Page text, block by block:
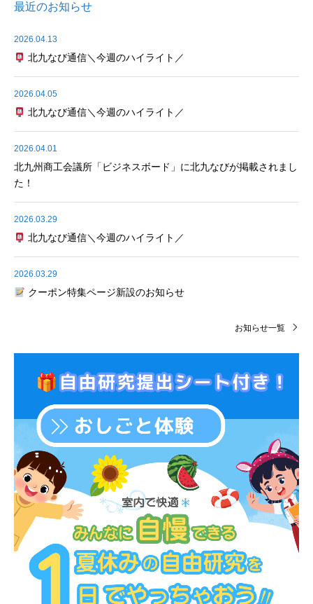
最近のお知らせ
2026.04.13
北九なび通信＼今週のハイライト／
2026.04.05
北九なび通信＼今週のハイライト／
2026.04.01
北九州商工会議所「ビジネスボード」に北九なびが掲載されまし
た！
2026.03.29
北九なび通信＼今週のハイライト／
2026.03.29
クーポン特集ページ新設のお知らせ
お知らせ一覧